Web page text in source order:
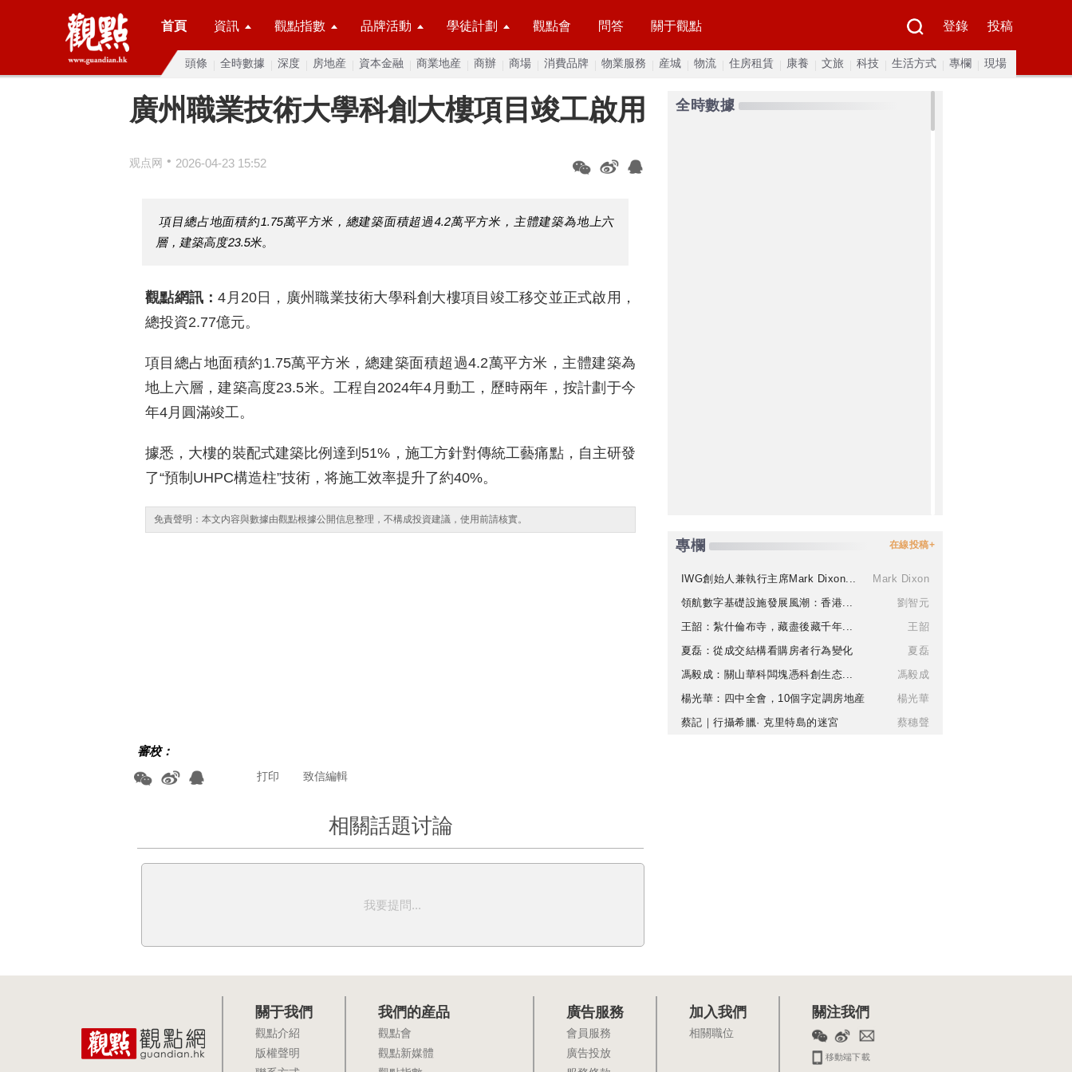
首頁 資訊 觀點指數 品牌活動 學徒計劃 觀點會 問答 關于觀點 登錄 投稿
頭條 全時數據 深度 房地産 資本金融 商業地産 商辦 商場 消費品牌 物業服務 産城 物流 住房租賃 康養 文旅 科技 生活方式 專欄 現場
廣州職業技術大學科創大樓項目竣工啟用
观点网 • 2026-04-23 15:52
項目總占地面積約1.75萬平方米，總建築面積超過4.2萬平方米，主體建築為地上六
層，建築高度23.5米。
觀點網訊：4月20日，廣州職業技術大學科創大樓項目竣工移交並正式啟用，
總投資2.77億元。
項目總占地面積約1.75萬平方米，總建築面積超過4.2萬平方米，主體建築為
地上六層，建築高度23.5米。工程自2024年4月動工，歷時兩年，按計劃于今
年4月圓滿竣工。
據悉，大樓的裝配式建築比例達到51%，施工方針對傳統工藝痛點，自主研發
了“預制UHPC構造柱”技術，将施工效率提升了約40%。
免責聲明：本文内容與數據由觀點根據公開信息整理，不構成投資建議，使用前請核實。
審校：
致信編輯
打印
相關話題讨論
我要提問...
全時數據
專欄 在線投稿+
IWG創始人兼執行主席Mark Dixon...
Mark Dixon
領航數字基礎設施發展風潮：香港...
劉智元
王韶：紮什倫布寺，藏盡後藏千年...
王韶
夏磊：從成交結構看購房者行為變化
夏磊
馮毅成：關山華科闆塊憑科創生态...
馮毅成
楊光華：四中全會，10個字定調房地産
楊光華
蔡記｜行攝希臘· 克里特島的迷宮
蔡穗聲
關于我們
觀點介紹
版權聲明
我們的産品
觀點會
觀點新媒體
廣告服務
會員服務
廣告投放
加入我們
相關職位
關注我們
移動端下載